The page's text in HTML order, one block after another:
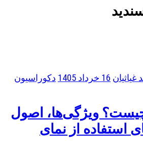
غیاثیان 16 خرداد 1405
دکوراسیون
ویژگی‌ها، اصول
استفاده از نمای